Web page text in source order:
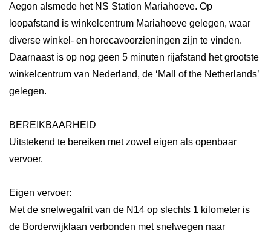
Aegon alsmede het NS Station Mariahoeve. Op
loopafstand is winkelcentrum Mariahoeve gelegen, waar
diverse winkel- en horecavoorzieningen zijn te vinden.
Daarnaast is op nog geen 5 minuten rijafstand het grootste
winkelcentrum van Nederland, de ‘Mall of the Netherlands’
gelegen.
BEREIKBAARHEID
Uitstekend te bereiken met zowel eigen als openbaar
vervoer.
Eigen vervoer:
Met de snelwegafrit van de N14 op slechts 1 kilometer is
de Borderwijklaan verbonden met snelwegen naar